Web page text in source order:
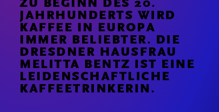
JAHRHUNDERTS WIRD
KAFFEE IN EUROPA
IMMER BELIEBTER. DIE
DRESDNER HAUSFRAU
MELITTA BENTZ IST EINE
LEIDENSCHAFTLICHE
KAFFEETRINKERIN.